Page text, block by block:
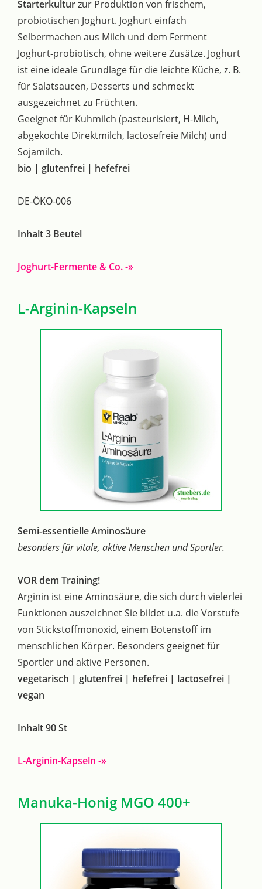
Starterkulturzur Produktion von frischem,
probiotischen Joghurt. Joghurt einfach
Selbermachen aus Milch und dem Ferment
Joghurt-probiotisch, ohne weitere Zusätze. Joghurt
ist eine ideale Grundlage für die leichte Küche, z. B.
für Salatsaucen, Desserts und schmeckt
ausgezeichnet zu Früchten.
Geeignet für Kuhmilch (pasteurisiert, H-Milch,
abgekochte Direktmilch, lactosefreie Milch) und
Sojamilch.
bio | glutenfrei | hefefrei
DE-ÖKO-006
Inhalt 3 Beutel
Joghurt-Fermente & Co. -»
L-Arginin-Kapseln
Semi-essentielle Aminosäure
besonders für vitale, aktive Menschen und Sportler.
VOR dem Training!
Arginin ist eine Aminosäure, die sich durch vielerlei
Funktionen auszeichnet Sie bildet u.a. die Vorstufe
von Stickstoffmonoxid, einem Botenstoff im
menschlichen Körper. Besonders geeignet für
Sportler und aktive Personen.
vegetarisch | glutenfrei | hefefrei | lactosefrei |
vegan
Inhalt 90 St
L-Arginin-Kapseln -»
Manuka-Honig MGO 400+